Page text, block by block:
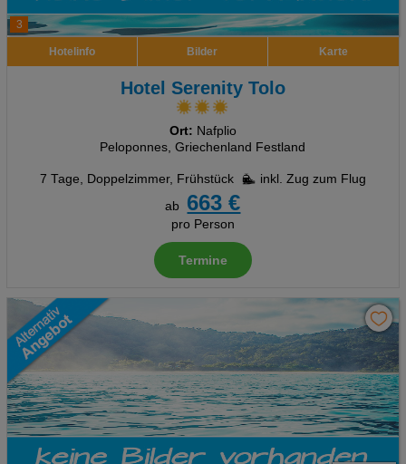
3
Hotelinfo Bilder Karte
Hotel Serenity Tolo
Ort: Nafplio
Peloponnes, Griechenland Festland
7 Tage, Doppelzimmer, Frühstück
inkl. Zug zum Flug
ab
663 €
pro Person
Termine